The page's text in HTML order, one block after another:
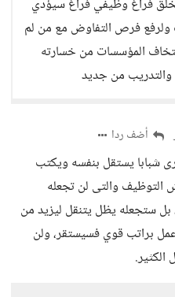
فراغ وظيفي فراغ سيؤدي
ولرفع فرص التفاوض مع من لم
المؤسسات من خسارته
من جديد
أضف ردا
شبابا يستقل بنفسه ويكتب
التوظيف والتى لن تجعله
بل ستجعله يظل يتنقل ليزيد من
براتب قوي فسيستقر، ولن
الكثير.